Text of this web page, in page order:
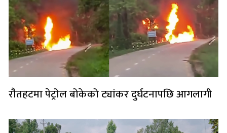
रौतहटमा पेट्रोल बोकेको ट्यांकर दुर्घटनापछि आगलागी